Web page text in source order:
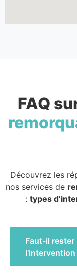
FAQ
Découvrez les
nos services de
: types
Faut-il
l'intervention